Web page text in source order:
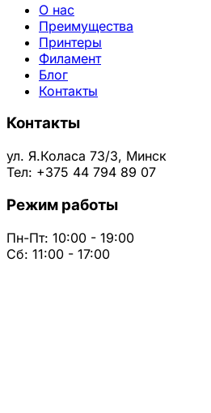
О нас
Преимущества
Принтеры
Филамент
Блог
Контакты
Контакты
ул. Я.Коласа 73/3, Минск
Тел: +375 44 794 89 07
Режим работы
Пн-Пт: 10:00 - 19:00
Сб: 11:00 - 17:00